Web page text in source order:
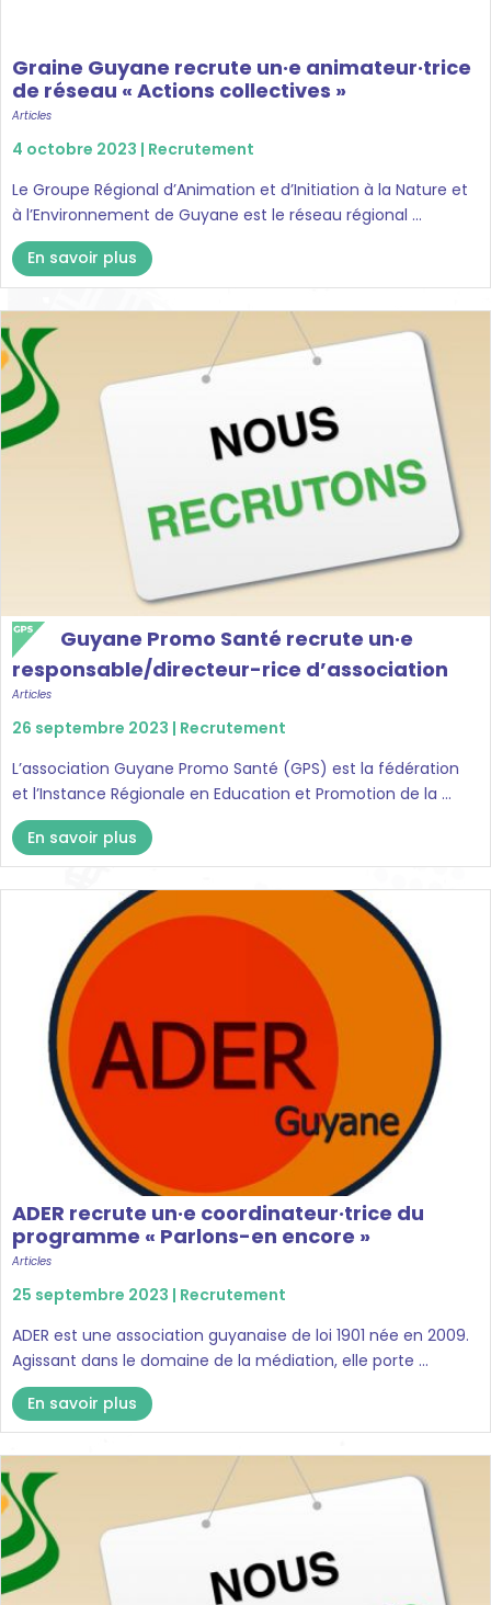
Graine Guyane recrute un·e animateur·trice
de réseau « Actions collectives »
Articles
4 octobre 2023 | Recrutement
Le Groupe Régional d’Animation et d’Initiation à la Nature et
à l’Environnement de Guyane est le réseau régional ...
En savoir plus
Guyane Promo Santé recrute un·e
responsable/directeur-rice d’association
Articles
26 septembre 2023 | Recrutement
L’association Guyane Promo Santé (GPS) est la fédération
et l’Instance Régionale en Education et Promotion de la ...
En savoir plus
ADER recrute un·e coordinateur·trice du
programme « Parlons-en encore »
Articles
25 septembre 2023 | Recrutement
ADER est une association guyanaise de loi 1901 née en 2009.
Agissant dans le domaine de la médiation, elle porte ...
En savoir plus